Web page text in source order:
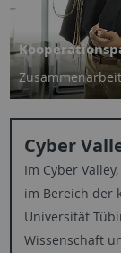
Cyber
Im Cyber
im Bereich der
Universität
Wissenschaft